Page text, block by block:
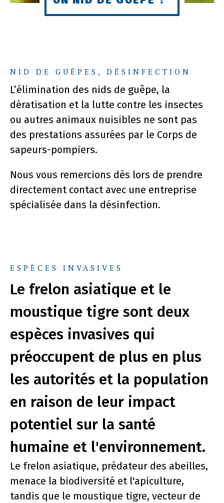
NID DE GUÊPES, DÉSINFECTION
L’élimination des nids de guêpe, la
dératisation et la lutte contre les insectes
ou autres animaux nuisibles ne sont pas
des prestations assurées par le Corps de
sapeurs-pompiers.
Nous vous remercions dès lors de prendre
directement contact avec une entreprise
spécialisée dans la désinfection.
ESPÈCES INVASIVES
Le frelon asiatique et le
moustique tigre sont deux
espèces invasives qui
préoccupent de plus en plus
les autorités et la population
en raison de leur impact
potentiel sur la santé
humaine et l'environnement.
Le frelon asiatique, prédateur des abeilles,
menace la biodiversité et l'apiculture,
tandis que le moustique tigre, vecteur de